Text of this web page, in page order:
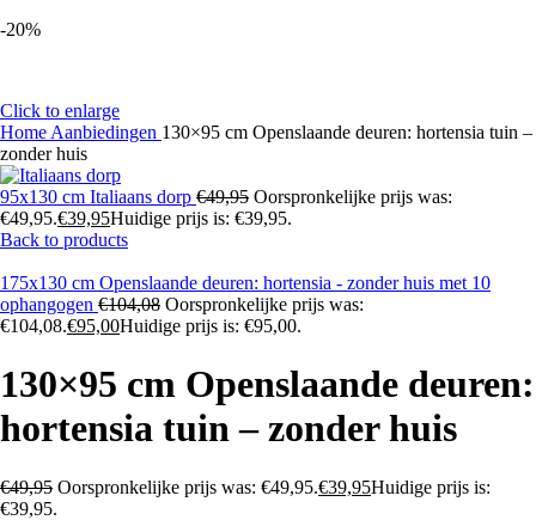
-20%
Click to enlarge
Home Aanbiedingen 130×95 cm Openslaande deuren: hortensia tuin –
zonder huis
95x130 cm Italiaans dorp €49,95 Oorspronkelijke prijs was:
€49,95.€39,95Huidige prijs is: €39,95.
Back to products
175x130 cm Openslaande deuren: hortensia - zonder huis met 10
ophangogen €104,08 Oorspronkelijke prijs was:
€104,08.€95,00Huidige prijs is: €95,00.
130×95 cm Openslaande deuren:
hortensia tuin – zonder huis
€49,95 Oorspronkelijke prijs was: €49,95.€39,95Huidige prijs is:
€39,95.